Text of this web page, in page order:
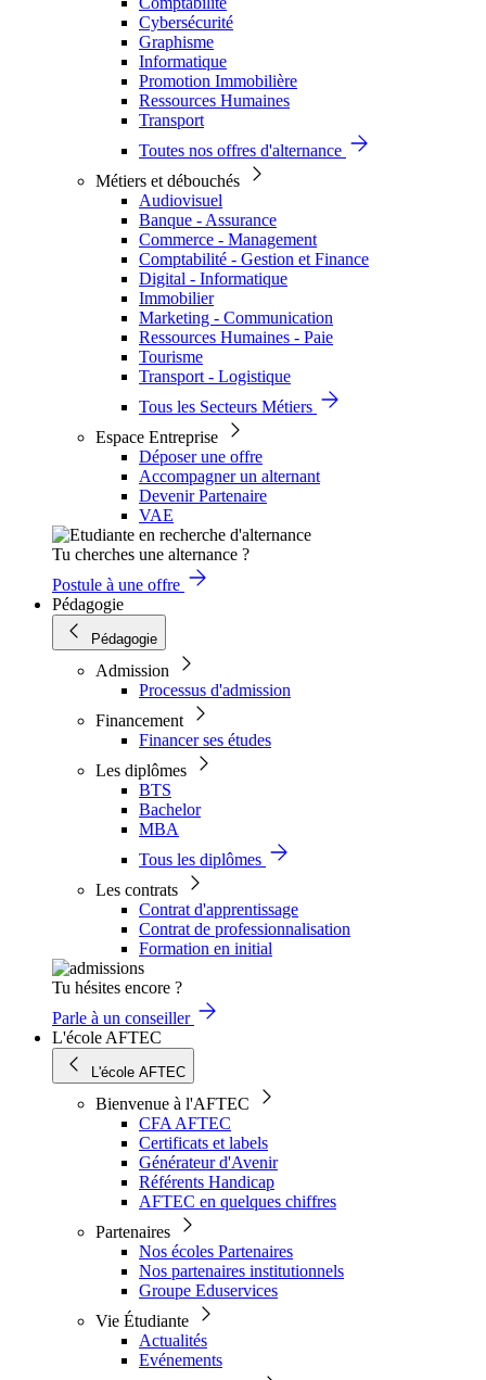
Cybersécurité
Graphisme
Informatique
Promotion Immobilière
Ressources Humaines
Transport
Toutes nos offres d'alternance
Métiers et débouchés
Audiovisuel
Banque - Assurance
Commerce - Management
Comptabilité - Gestion et Finance
Digital - Informatique
Immobilier
Marketing - Communication
Ressources Humaines - Paie
Tourisme
Transport - Logistique
Tous les Secteurs Métiers
Espace Entreprise
Déposer une offre
Accompagner un alternant
Devenir Partenaire
VAE
Tu cherches une alternance ?
Postule à une offre
Pédagogie
Pédagogie
Admission
Processus d'admission
Financement
Financer ses études
Les diplômes
BTS
Bachelor
MBA
Tous les diplômes
Les contrats
Contrat d'apprentissage
Contrat de professionnalisation
Formation en initial
Tu hésites encore ?
Parle à un conseiller
L'école AFTEC
L'école AFTEC
Bienvenue à l'AFTEC
CFA AFTEC
Certificats et labels
Générateur d'Avenir
Référents Handicap
AFTEC en quelques chiffres
Partenaires
Nos écoles Partenaires
Nos partenaires institutionnels
Groupe Eduservices
Vie Étudiante
Actualités
Evénements